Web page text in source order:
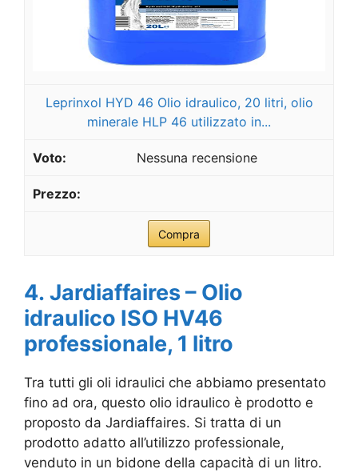
Leprinxol HYD 46 Olio idraulico, 20 litri, olio
minerale HLP 46 utilizzato in...
Nessuna recensione
Compra
4. Jardiaffaires – Olio
idraulico ISO HV46
professionale, 1 litro
Tra tutti gli oli idraulici che abbiamo presentato
fino ad ora, questo olio idraulico è prodotto e
proposto da Jardiaffaires. Si tratta di un
prodotto adatto all’utilizzo professionale,
venduto in un bidone della capacità di un litro.